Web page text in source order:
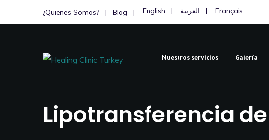
¿Quienes Somos? Blog English العربية Français
Nuestros servicios Galería
Lipotransferencia